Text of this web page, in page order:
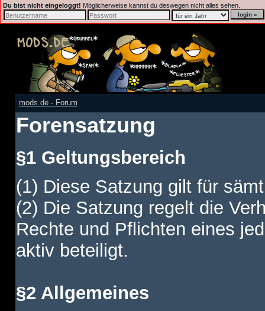
Du bist nicht eingeloggt! Möglicherweise kannst du deswegen nicht alles sehen.
mods.de - Forum
Forensatzung
§1 Geltungsbereich
(1) Diese Satzung gilt für
(2) Die Satzung regelt die
Rechte und Pflichten eines
aktiv beteiligt.
§2 Allgemeines